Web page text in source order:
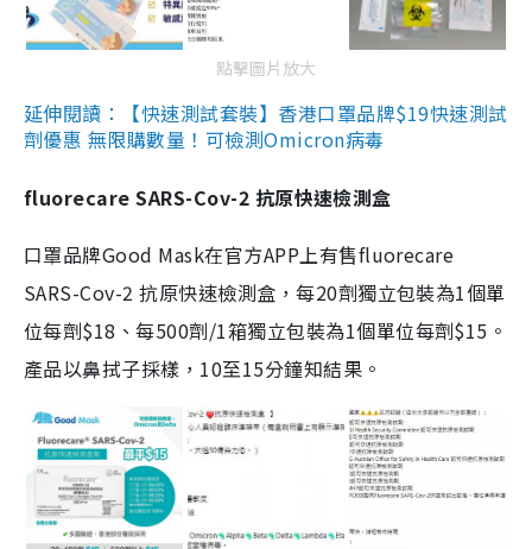
點擊圖片放大
延伸閱讀：【快速測試套裝】香港口罩品牌$19快速測試
劑優惠 無限購數量！可檢測Omicron病毒
fluorecare SARS-Cov-2 抗原快速檢測盒
口罩品牌Good Mask在官方APP上有售fluorecare
SARS-Cov-2 抗原快速檢測盒，每20劑獨立包裝為1個單
位每劑$18、每500劑/1箱獨立包裝為1個單位每劑$15。
產品以鼻拭子採樣，10至15分鐘知結果。